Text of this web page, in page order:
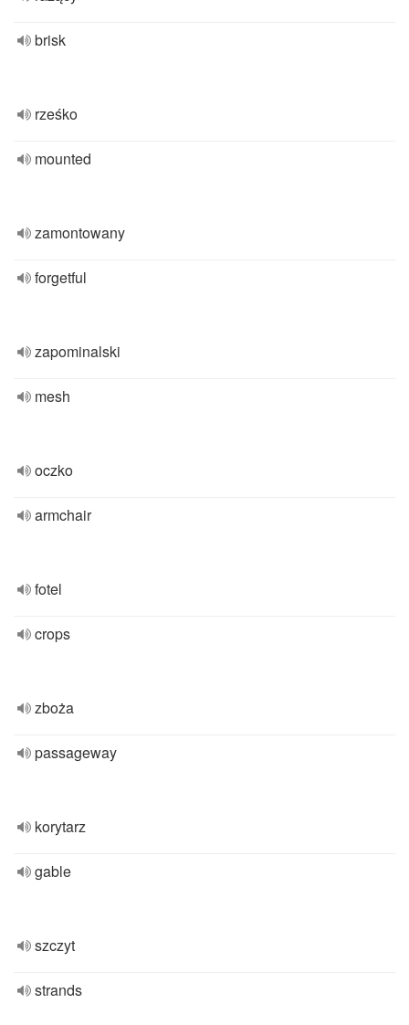
brisk
rześko
mounted
zamontowany
forgetful
zapominalski
mesh
oczko
armchair
fotel
crops
zboża
passageway
korytarz
gable
szczyt
strands